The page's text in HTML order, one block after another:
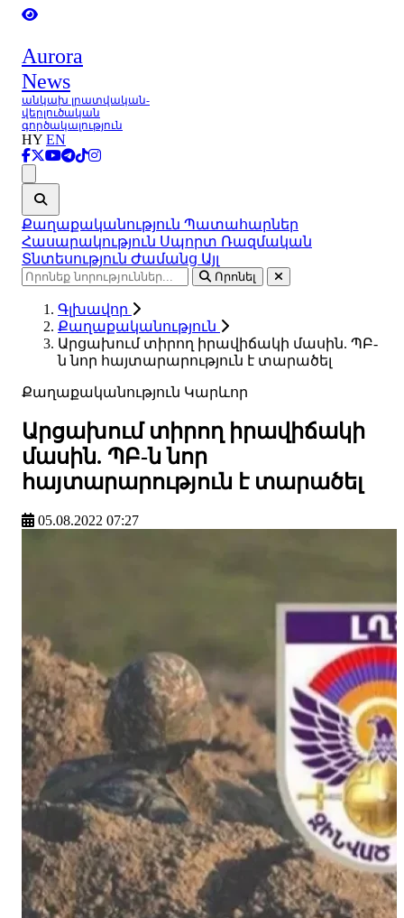
Aurora
News
անկախ լրատվական-
վերլուծական
գործակալություն
HY EN
Քաղաքականություն Պատահարներ
Հասարակություն Սպորտ Ռազմական
Տնտեսություն Ժամանց Այլ
Որոնել
Գլխավոր
Քաղաքականություն
Արցախում տիրող իրավիճակի մասին. ՊԲ-
ն նոր հայտարարություն է տարածել
Քաղաքականություն Կարևոր
Արցախում տիրող իրավիճակի
մասին. ՊԲ-ն նոր
հայտարարություն է տարածել
05.08.2022 07:27